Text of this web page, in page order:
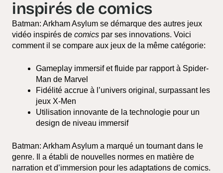
inspirés de comics
Batman: Arkham Asylum se démarque des autres jeux
vidéo inspirés de comics par ses innovations. Voici
comment il se compare aux jeux de la même catégorie:
Gameplay immersif et fluide par rapport à Spider-
Man de Marvel
Fidélité accrue à l’univers original, surpassant les
jeux X-Men
Utilisation innovante de la technologie pour un
design de niveau immersif
Batman: Arkham Asylum a marqué un tournant dans le
genre. Il a établi de nouvelles normes en matière de
narration et d’immersion pour les adaptations de comics.